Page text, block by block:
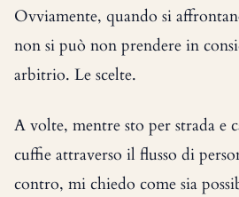
Ovviamente, quando si
non si può non prendere in
arbitrio. Le scelte.
A volte, mentre sto per strada e
cuffie attraverso il flusso di
contro, mi chiedo come sia